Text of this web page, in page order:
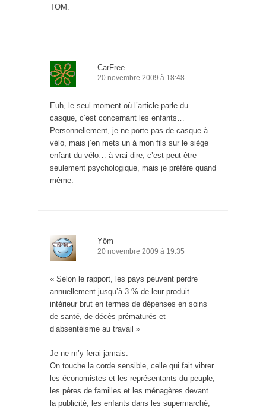
TOM.
CarFree
20 novembre 2009 à 18:48
Euh, le seul moment où l’article parle du
casque, c’est concernant les enfants…
Personnellement, je ne porte pas de casque à
vélo, mais j’en mets un à mon fils sur le siège
enfant du vélo… à vrai dire, c’est peut-être
seulement psychologique, mais je préfère quand
même.
Yôm
20 novembre 2009 à 19:35
« Selon le rapport, les pays peuvent perdre
annuellement jusqu’à 3 % de leur produit
intérieur brut en termes de dépenses en soins
de santé, de décès prématurés et
d’absentéisme au travail »
Je ne m’y ferai jamais.
On touche la corde sensible, celle qui fait vibrer
les économistes et les représentants du peuple,
les pères de familles et les ménagères devant
la publicité, les enfants dans les supermarché,